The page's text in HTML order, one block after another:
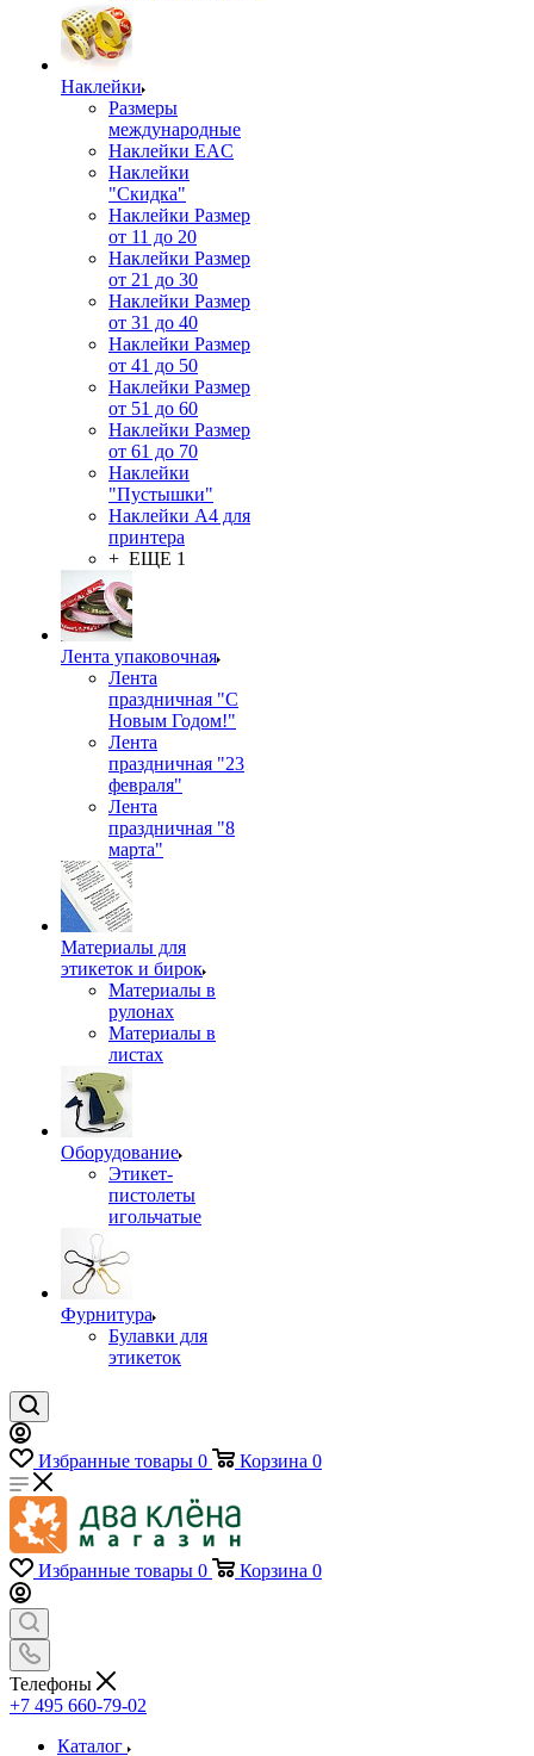
Наклейки
Размеры
международные
Наклейки EAC
Наклейки
"Скидка"
Наклейки Размер
от 11 до 20
Наклейки Размер
от 21 до 30
Наклейки Размер
от 31 до 40
Наклейки Размер
от 41 до 50
Наклейки Размер
от 51 до 60
Наклейки Размер
от 61 до 70
Наклейки
"Пустышки"
Наклейки А4 для
принтера
+ ЕЩЕ 1
Лента упаковочная
Лента
праздничная "С
Новым Годом!"
Лента
праздничная "23
февраля"
Лента
праздничная "8
марта"
Материалы для
этикеток и бирок
Материалы в
рулонах
Материалы в
листах
Оборудование
Этикет-
пистолеты
игольчатые
Фурнитура
Булавки для
этикеток
Избранные товары 0 Корзина 0
Избранные товары 0 Корзина 0
Телефоны
+7 495 660-79-02
Каталог